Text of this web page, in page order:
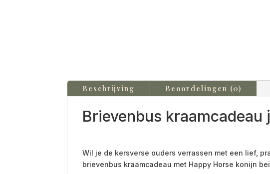
Beschrijving Beoordelingen (0)
Brievenbus
Wil je de kersverse ouders verrassen met een lief,
brievenbus kraamcadeau met Happy Horse konijn